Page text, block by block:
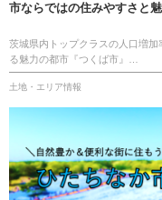
市ならではの住みやすさと
茨城県内トップクラスの人口増加
る魅力の都市『つくば市』…
土地・エリア情報